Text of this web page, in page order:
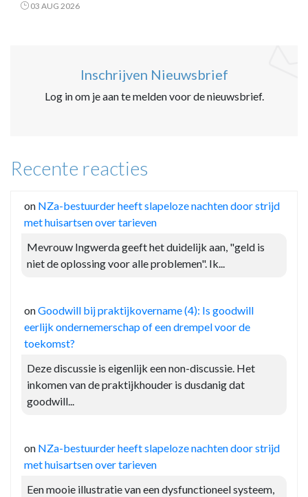
03 AUG 2026
Inschrijven Nieuwsbrief
Log in om je aan te melden voor de nieuwsbrief.
Recente reacties
on NZa-bestuurder heeft slapeloze nachten door strijd
met huisartsen over tarieven
Mevrouw Ingwerda geeft het duidelijk aan, "geld is
niet de oplossing voor alle problemen". Ik...
onGoodwill bij praktijkovername (4): Is goodwill
eerlijk ondernemerschap of een drempel voor de
toekomst?
Deze discussie is eigenlijk een non-discussie. Het
inkomen van de praktijkhouder is dusdanig dat
goodwill...
on NZa-bestuurder heeft slapeloze nachten door strijd
met huisartsen over tarieven
Een mooie illustratie van een dysfunctioneel systeem,